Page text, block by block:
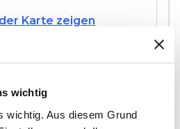
wichtig
wichtig. Aus diesem Grund
Karte zeigen
Museum
Novella